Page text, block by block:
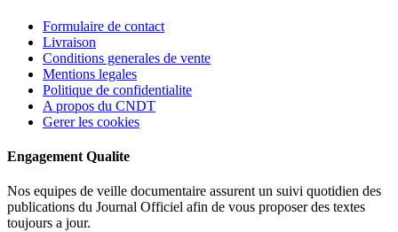
Formulaire de contact
Livraison
Conditions generales de vente
Mentions legales
Politique de confidentialite
A propos du CNDT
Gerer les cookies
Engagement Qualite
Nos equipes de veille documentaire assurent un suivi quotidien des
publications du Journal Officiel afin de vous proposer des textes
toujours a jour.